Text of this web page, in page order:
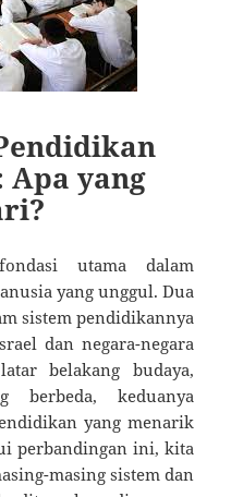
Apa yang
utama dalam
yang unggul. Dua
sistem pendidikannya
dan negara-negara
belakang budaya,
keduanya
yang menarik
perbandingan ini, kita
masing sistem dan